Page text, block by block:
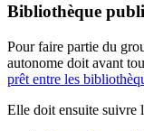
Bibliothèque
Pour faire partie du
autonome doit avant
prêt entre les
Elle doit ensuite suivre